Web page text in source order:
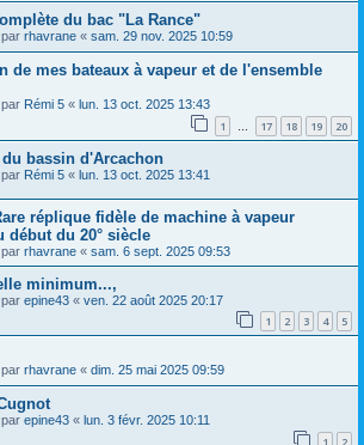
du bac "La Rance"
rhavrane « sam. 29 nov. 2025 10:59
de mes bateaux à vapeur et de l'ensemble
Rémi 5 « lun. 13 oct. 2025 13:43
1 … 17 18 19 20
bassin d'Arcachon
Rémi 5 « lun. 13 oct. 2025 13:41
réplique fidèle de machine à vapeur
début du 20° siècle
rhavrane « sam. 6 sept. 2025 09:53
minimum...,
epine43 « ven. 22 août 2025 20:17
1 2 3 4 5
rhavrane « dim. 25 mai 2025 09:59
epine43 « lun. 3 févr. 2025 10:11
1 2